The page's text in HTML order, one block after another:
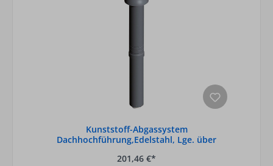
Kunststoff-Abgassystem
Dachhochführung,Edelstahl, Lge. über
201,46 €*